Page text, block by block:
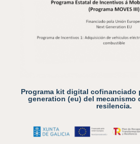
Programa kit digital
generation (eu) del mecanismo
resilencia.